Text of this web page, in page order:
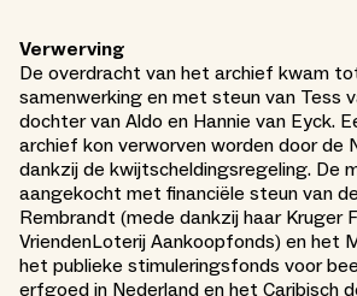
Verwerving
De overdracht van het archief kwam
samenwerking en met steun van Tess
dochter van Aldo en Hannie van Eyck.
archief kon verworven worden door de
dankzij de kwijtscheldingsregeling. De
aangekocht met financiële steun van
Rembrandt (mede dankzij haar Kruger
VriendenLoterij Aankoopfonds) en het
het publieke stimuleringsfonds voor
erfgoed in Nederland en het Caribisch